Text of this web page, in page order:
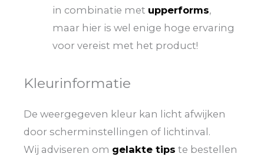
in combinatie met upperforms,
maar hier is wel enige hoge ervaring
voor vereist met het product!
Kleurinformatie
De weergegeven kleur kan licht afwijken
door scherminstellingen of lichtinval.
Wij adviseren om gelakte tips te bestellen